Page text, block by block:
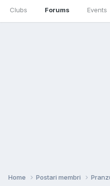
Clubs Forums Events
Home Postari membri